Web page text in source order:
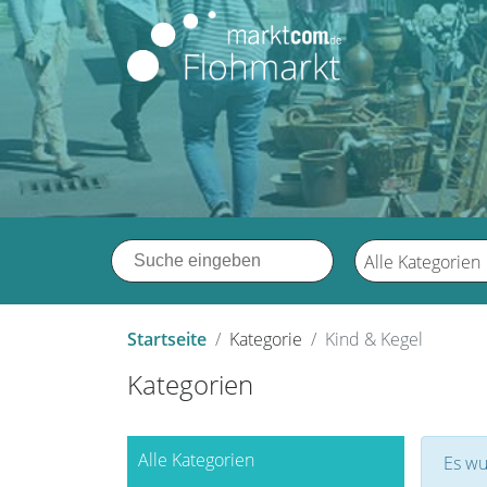
Alle Kategorien
Startseite Kategorie Kind & Kegel
Kategorien
Alle Kategorien
Es